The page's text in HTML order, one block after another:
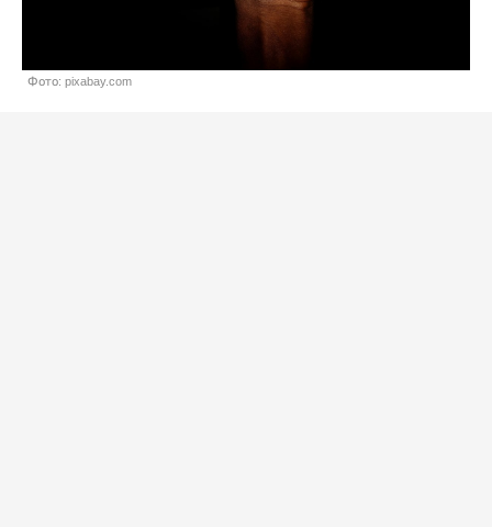
Фото: pixabay.com